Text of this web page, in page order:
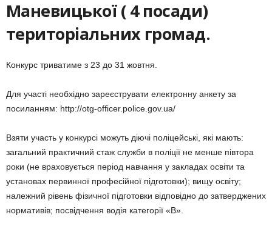
Маневицької ( 4 посади)
територіальних громад.
Конкурс триватиме з 23 до 31 жовтня.
Для участі необхідно зареєструвати електронну анкету за
посиланням: http://otg-officer.police.gov.ua/
Взяти участь у конкурсі можуть діючі поліцейські, які мають:
загальний практичний стаж служби в поліції не менше півтора
роки (не враховується період навчання у закладах освіти та
установах первинної професійної підготовки); вищу освіту;
належний рівень фізичної підготовки відповідно до затверджених
нормативів; посвідчення водія категорії «В».